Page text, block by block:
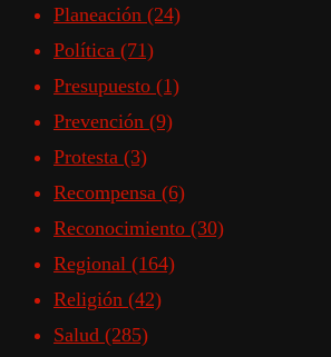
Planeación (24)
Política (71)
Presupuesto (1)
Prevención (9)
Protesta (3)
Recompensa (6)
Reconocimiento (30)
Regional (164)
Religión (42)
Salud (285)